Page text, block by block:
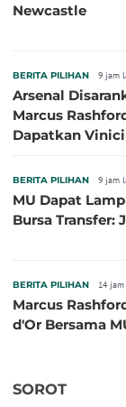
Newcastle
BERITA PILIHAN 9 jam
Arsenal
Marcus
Dapatkan
BERITA PILIHAN 9 jam
MU Dapat
Bursa Transfer:
BERITA PILIHAN 14
Marcus
d'Or Bersama
SOROT